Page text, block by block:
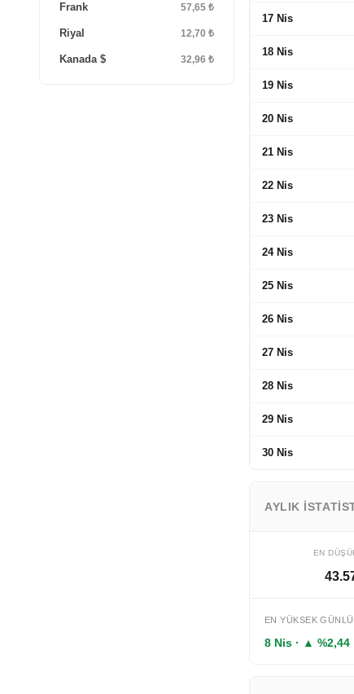
Frank 57,65 ₺
Riyal 12,70 ₺
Kanada $ 32,96 ₺
17 Nis
18 Nis
19 Nis
20 Nis
21 Nis
22 Nis
23 Nis
24 Nis
25 Nis
26 Nis
27 Nis
28 Nis
29 Nis
30 Nis
AYLIK
EN
EN YÜKSEK
8 Nis · ▲ %2,44